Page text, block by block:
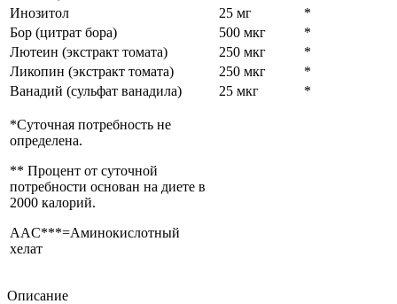
Инозитол
25 мг
*
Бор (цитрат бора)
500 мкг
*
Лютеин (экстракт томата)
250 мкг
*
Ликопин (экстракт томата)
250 мкг
*
Ванадий (сульфат ванадила)
25 мкг *
*Суточная потребность не
определена.
** Процент от суточной
потребности основан на диете в
2000 калорий.
AAC***=Аминокислотный
хелат
Описание